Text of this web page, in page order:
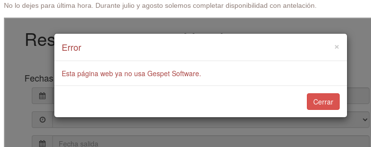
No lo dejes para última hora. Durante julio y agosto solemos completar disponibilidad con antelación.